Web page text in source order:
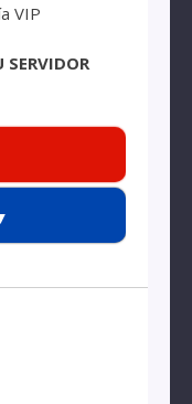
VIP
SERVIDOR